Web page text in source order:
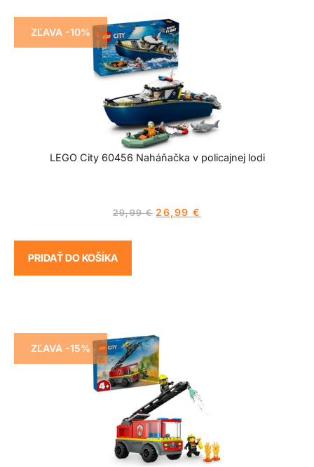
ZĽAVA -10%
LEGO City 60456 Naháňačka v policajnej lodi
29,99€ 26,99€
PRIDAŤ DO KOŠÍKA
ZĽAVA -15%